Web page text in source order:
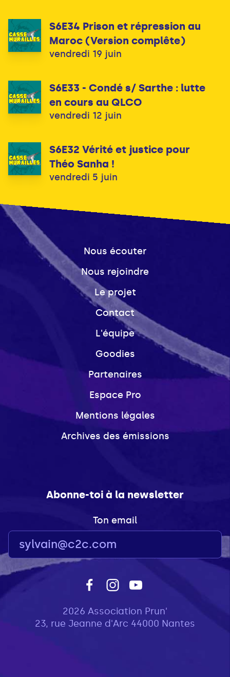
S6E34 Prison et répression au
Maroc (Version complête)
vendredi 19 juin
S6E33 - Condé s/ Sarthe : lutte
en cours au QLCO
vendredi 12 juin
S6E32 Vérité et justice pour
Théo Sanha !
vendredi 5 juin
Nous écouter
Nous rejoindre
Le projet
Contact
L'équipe
Goodies
Partenaires
Espace Pro
Mentions légales
Archives des émissions
Abonne-toi à la newsletter
Ton email
2026 Association Prun'
23, rue Jeanne d'Arc 44000 Nantes